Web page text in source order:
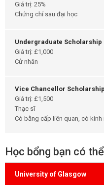
Giá trị: 25%
Chứng chỉ sau đại học
Undergraduate Scholarship
Giá trị: £1,000
Cử nhân
Vice Chancellor Scholarship
Giá trị: £1,500
Thạc sĩ
Có bằng cấp liên quan, có kinh
Học bổng bạn có
University of Glasgow